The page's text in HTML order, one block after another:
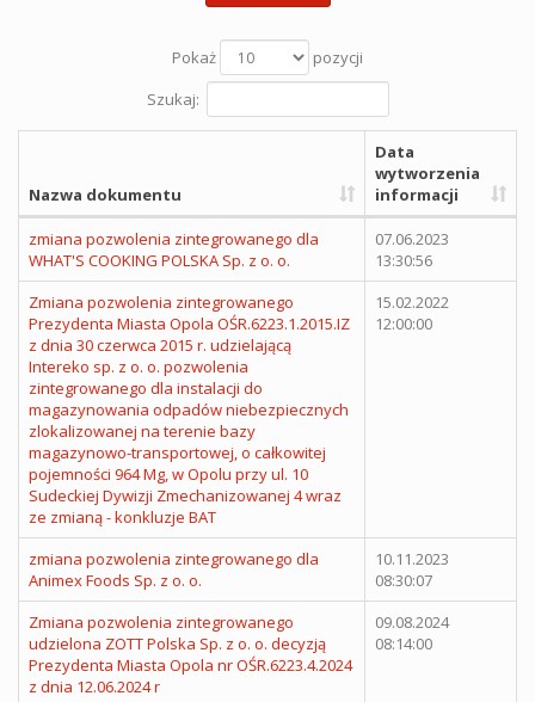
Pokaż
pozycji
Szukaj:
Nazwa dokumentu
Data
wytworzenia
informacji
zmiana pozwolenia zintegrowanego dla
WHAT'S COOKING POLSKA Sp. z o. o.
07.06.2023
13:30:56
Zmiana pozwolenia zintegrowanego
Prezydenta Miasta Opola OŚR.6223.1.2015.IZ
z dnia 30 czerwca 2015 r. udzielającą
Intereko sp. z o. o. pozwolenia
zintegrowanego dla instalacji do
magazynowania odpadów niebezpiecznych
zlokalizowanej na terenie bazy
magazynowo-transportowej, o całkowitej
pojemności 964 Mg, w Opolu przy ul. 10
Sudeckiej Dywizji Zmechanizowanej 4 wraz
ze zmianą - konkluzje BAT
15.02.2022
12:00:00
zmiana pozwolenia zintegrowanego dla
Animex Foods Sp. z o. o.
10.11.2023
08:30:07
Zmiana pozwolenia zintegrowanego
udzielona ZOTT Polska Sp. z o. o. decyzją
Prezydenta Miasta Opola nr OŚR.6223.4.2024
z dnia 12.06.2024 r
09.08.2024
08:14:00